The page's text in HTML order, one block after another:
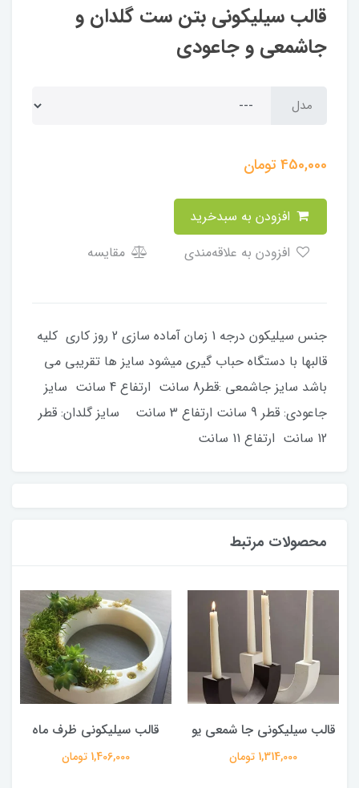
قالب سیلیکونی بتن ست گلدان و
جاشمعی و جاعودی
مدل
450,000تومان
مقایسه
جنس سیلیکون درجه 1 زمان آماده سازی 2 روز کاری کلیه
قالبها با دستگاه حباب گیری میشود سایز ها تقریبی می
باشد سایز جاشمعی :قطر8 سانت ارتفاع 4 سانت سایز
جاعودی: قطر 9 سانت ارتفاع 3 سانت سایز گلدان: قطر
12 سانت ارتفاع 11 سانت
محصولات مرتبط
قالب سیلیکونی جا شمعی یو
1,314,000 تومان
قالب سیلیکونی ظرف ماه
1,406,000 تومان